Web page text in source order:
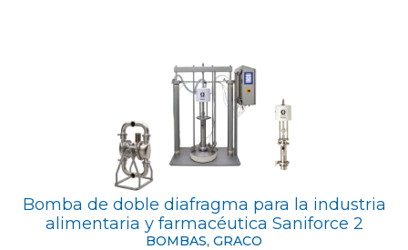
Bomba de doble diafragma para la industria
alimentaria y farmacéutica Saniforce 2
BOMBAS, GRACO